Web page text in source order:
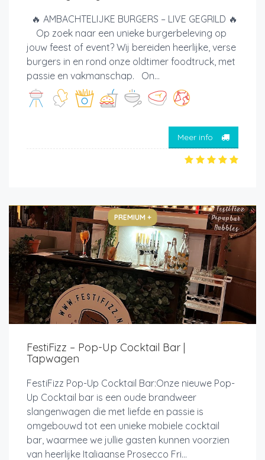
🔥 AMBACHTELIJKE BURGERS – LIVE GEGRILD 🔥
Op zoek naar een unieke burgerbeleving op
jouw feest of event? Wij bereiden heerlijke, verse
burgers in en rond onze oldtimer foodtruck, met
passie en vakmanschap. On...
Meer info
PREMIUM +
FestiFizz – Pop-Up Cocktail Bar |
Tapwagen
FestiFizz Pop-Up Cocktail Bar:Onze nieuwe Pop-
Up Cocktail bar is een oude brandweer
slangenwagen die met liefde en passie is
omgebouwd tot een unieke mobiele cocktail
bar, waarmee we jullie gasten kunnen voorzien
van heerlijke Italiaanse Prosecco Fri...